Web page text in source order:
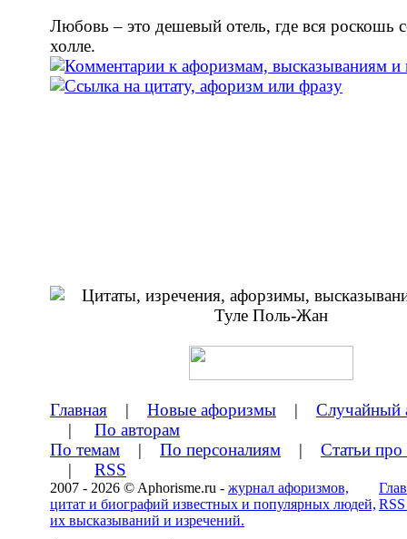
Любовь – это дешевый отель, где вся роскошь
холле.
Главная | Новые афоризмы | Случайный
| По авторам
По темам | По персоналиям | Статьи
| RSS
2007 - 2026 © Aphorisme.ru - журнал афоризмов,
цитат и биографий известных и популярных людей,
их высказываний и изречений.